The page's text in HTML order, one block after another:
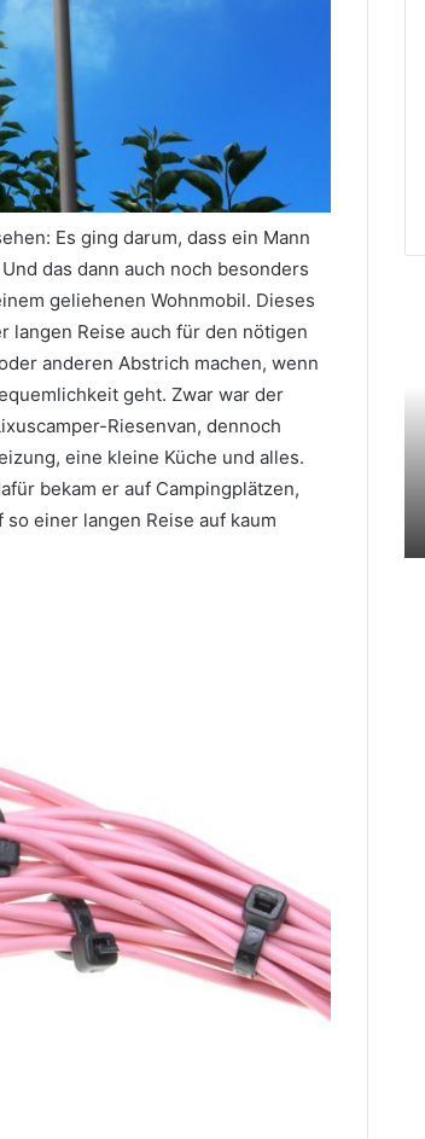
Es ging darum, dass ein Mann
das dann auch noch besonders
geliehenen Wohnmobil. Dieses
langen Reise auch für den nötigen
anderen Abstrich machen, wenn
geht. Zwar war der
Riesenvan, dennoch
eine kleine Küche und alles.
bekam er auf Campingplätzen,
einer langen Reise auf kaum
8, 2020
Beauty Shop aus dem
Norden lieben wir schon